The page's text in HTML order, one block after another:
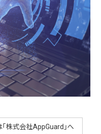
株式会社AppGuard」へ